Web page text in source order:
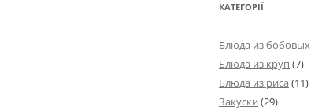
КАТЕГОРІЇ
Блюда из бобовых
Блюда из круп (7)
Блюда из риса (11)
Закуски (29)